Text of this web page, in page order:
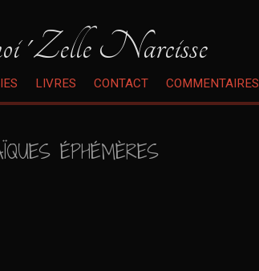
'Zelle Narcisse
LIVRES CONTACT COMMENTAIRES
ÉPHÉMÈRES